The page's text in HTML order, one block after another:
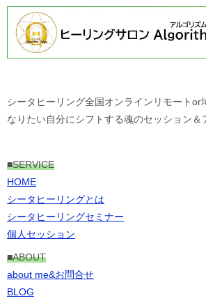
シータヒーリング全国オンラインリモートor
なりたい自分にシフトする魂のセッション＆
■SERVICE
HOME
シータヒーリングとは
シータヒーリングセミナー
個人セッション
■ABOUT
about me&お問合せ
BLOG